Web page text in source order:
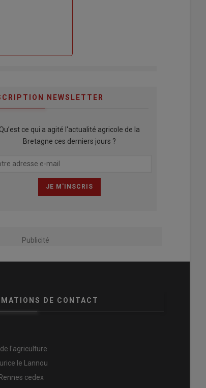
NEWSLETTER
Qu’est ce qui a agité l'actualité agricole de la
Bretagne ces derniers jours ?
Publicité
DE CONTACT
l'agriculture
le Lannou
cedex